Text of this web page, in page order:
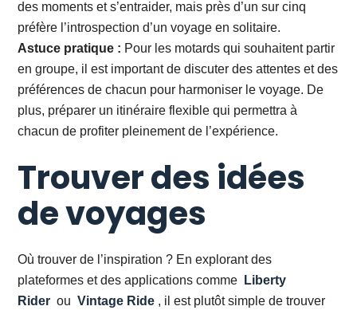
des moments et s’entraider, mais près d’un sur cinq
préfère l’introspection d’un voyage en solitaire.
Astuce pratique : Pour les motards qui souhaitent partir
en groupe, il est important de discuter des attentes et des
préférences de chacun pour harmoniser le voyage. De
plus, préparer un itinéraire flexible qui permettra à
chacun de profiter pleinement de l’expérience.
Trouver des idées
de voyages
Où trouver de l’inspiration ? En explorant des
plateformes et des applications comme
Liberty
Rider ou Vintage Ride , il est plutôt simple de trouver